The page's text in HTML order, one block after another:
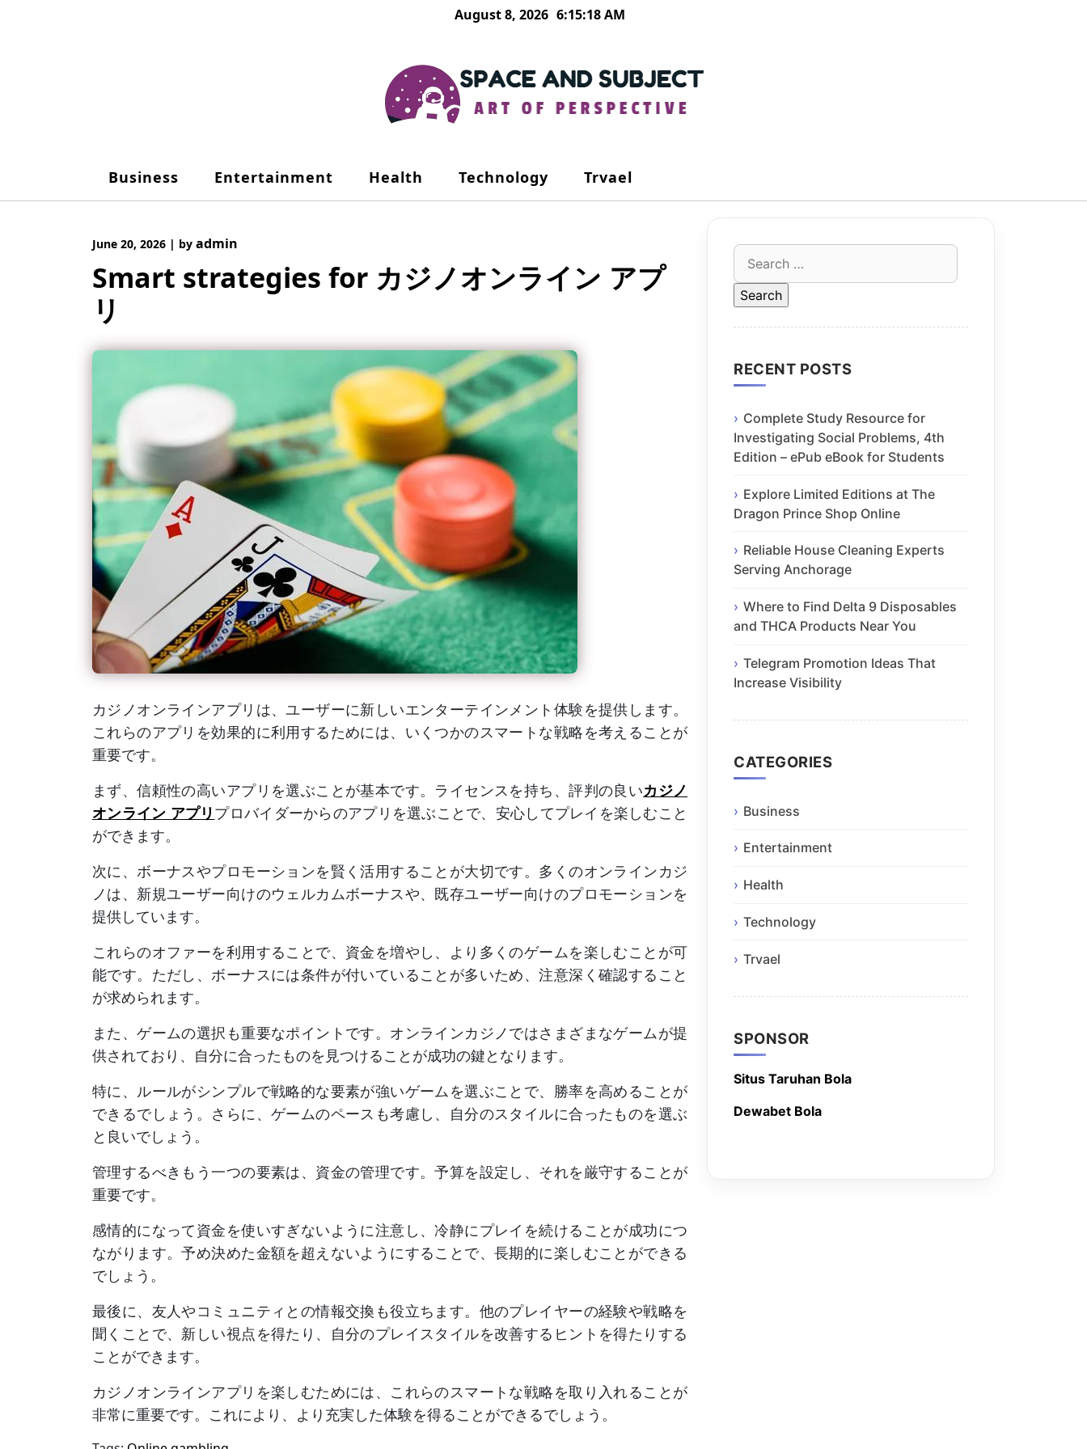
August 8, 2026 6:15:18 AM
Business Entertainment Health Technology Trvael
June 20, 2026 | by admin
Smart strategies for カジノオンライン アプ
リ
カジノオンラインアプリは、ユーザーに新しいエンターテインメント体験を提供します。
これらのアプリを効果的に利用するためには、いくつかのスマートな戦略を考えることが
重要です。
まず、信頼性の高いアプリを選ぶことが基本です。ライセンスを持ち、評判の良いカジノ
オンライン アプリ プロバイダーからのアプリを選ぶことで、安心してプレイを楽しむこと
ができます。
次に、ボーナスやプロモーションを賢く活用することが大切です。多くのオンラインカジ
ノは、新規ユーザー向けのウェルカムボーナスや、既存ユーザー向けのプロモーションを
提供しています。
これらのオファーを利用することで、資金を増やし、より多くのゲームを楽しむことが可
能です。ただし、ボーナスには条件が付いていることが多いため、注意深く確認すること
が求められます。
また、ゲームの選択も重要なポイントです。オンラインカジノではさまざまなゲームが提
供されており、自分に合ったものを見つけることが成功の鍵となります。
特に、ルールがシンプルで戦略的な要素が強いゲームを選ぶことで、勝率を高めることが
できるでしょう。さらに、ゲームのペースも考慮し、自分のスタイルに合ったものを選ぶ
と良いでしょう。
管理するべきもう一つの要素は、資金の管理です。予算を設定し、それを厳守することが
重要です。
感情的になって資金を使いすぎないように注意し、冷静にプレイを続けることが成功につ
ながります。予め決めた金額を超えないようにすることで、長期的に楽しむことができる
でしょう。
最後に、友人やコミュニティとの情報交換も役立ちます。他のプレイヤーの経験や戦略を
聞くことで、新しい視点を得たり、自分のプレイスタイルを改善するヒントを得たりする
ことができます。
カジノオンラインアプリを楽しむためには、これらのスマートな戦略を取り入れることが
非常に重要です。これにより、より充実した体験を得ることができるでしょう。
Search
for:
RECENT POSTS
Complete Study Resource for
Investigating Social Problems, 4th
Edition – ePub eBook for Students
Explore Limited Editions at The
Dragon Prince Shop Online
Reliable House Cleaning Experts
Serving Anchorage
Where to Find Delta 9 Disposables
and THCA Products Near You
Telegram Promotion Ideas That
Increase Visibility
CATEGORIES
Business
Entertainment
Health
Technology
Trvael
SPONSOR
Situs Taruhan Bola
Dewabet Bola